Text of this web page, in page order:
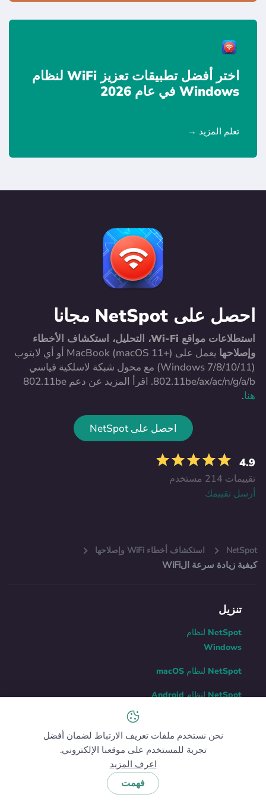
اختر أفضل تطبيقات تعزيز WiFi لنظام
Windows في عام 2026
تعلم المزيد
احصل على NetSpot مجانا
استطلاعات مواقع Wi-Fi، التحليل، استكشاف الأخطاء
وإصلاحها
يعمل على MacBook (macOS 11+) أو أي لابتوب
(Windows 7/8/10/11) مع محول شبكة لاسلكية قياسي
802.11be/ax/ac/n/g/a/b. اقرأ المزيد عن دعم 802.11be
هنا.
احصل على NetSpot
4.9
تقييمات 214 مستخدم
أرسل تقييمك
NetSpot استكشاف أخطاء WiFi وإصلاحها
كيفية زيادة سرعة الWiFi
تنزيل
NetSpot لنظام
Windows
NetSpot لنظام macOS
NetSpot لنظام Android
مقارنة الإصدارات
نحن نستخدم ملفات تعريف الارتباط لضمان أفضل
تجربة للمستخدم على موقعنا الإلكتروني.
اعرف المزيد
فهمت